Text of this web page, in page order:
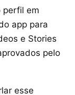
perfil em
app para
e Stories
pelo
esse